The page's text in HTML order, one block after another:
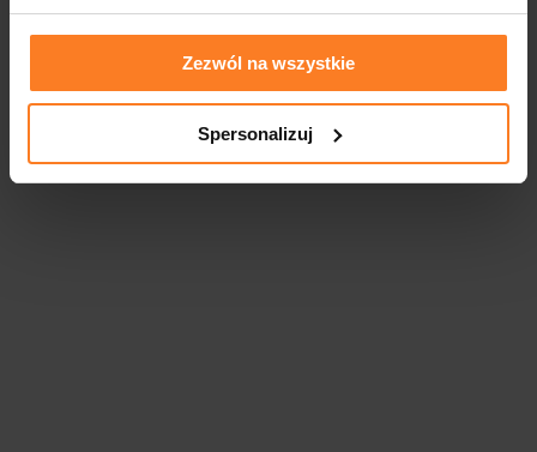
Zezwól na wszystkie
Spersonalizuj